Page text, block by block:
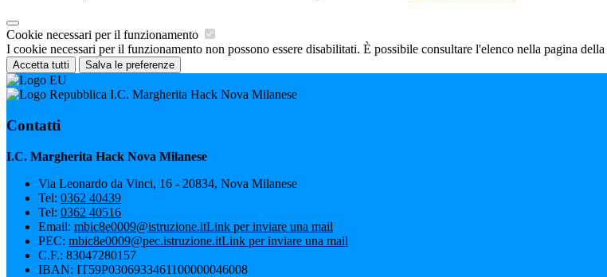
Cookie necessari per il funzionamento
I cookie necessari per il funzionamento non possono essere disabilitati. È possibile consultare l'elenco nella pagina
Accetta tutti Salva le preferenze
I.C. Margherita Hack Nova Milanese
Contatti
I.C. Margherita Hack Nova Milanese
Via Leonardo da Vinci, 16 - 20834, Nova Milanese
Tel: 0362 40439
Tel: 0362 40516
Email: mbic8e0009@istruzione.itLink per inviare una mail
PEC: mbic8e0009@pec.istruzione.itLink per inviare una mail
C.F.: 83047280157
IBAN: IT59P0306933461100000046008